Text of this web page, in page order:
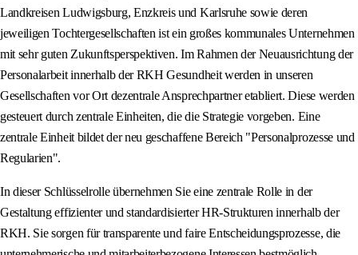
Landkreisen Ludwigsburg, Enzkreis und Karlsruhe sowie deren
jeweiligen Tochtergesellschaften ist ein großes kommunales Unternehmen
mit sehr guten Zukunftsperspektiven. Im Rahmen der Neuausrichtung der
Personalarbeit innerhalb der RKH Gesundheit werden in unseren
Gesellschaften vor Ort dezentrale Ansprechpartner etabliert. Diese werden
gesteuert durch zentrale Einheiten, die die Strategie vorgeben. Eine
zentrale Einheit bildet der neu geschaffene Bereich "Personalprozesse und
Regularien".
In dieser Schlüsselrolle übernehmen Sie eine zentrale Rolle in der
Gestaltung effizienter und standardisierter HR-Strukturen innerhalb der
RKH. Sie sorgen für transparente und faire Entscheidungsprozesse, die